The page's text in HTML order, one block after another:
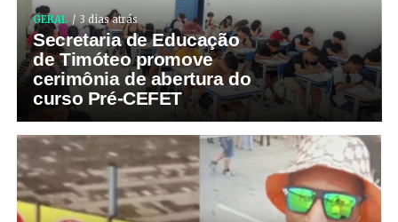
GERAL 3 dias atrás
Secretaria de Educação
de Timóteo promove
cerimônia de abertura do
curso Pré-CEFET